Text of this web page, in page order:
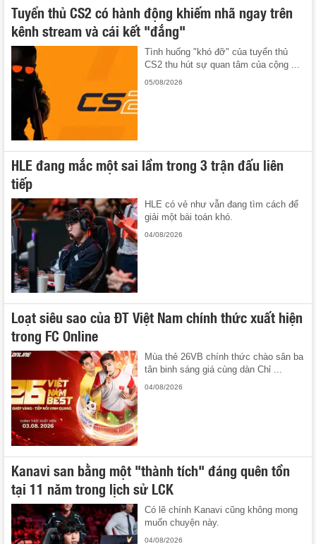
Tuyển thủ CS2 có hành động khiếm nhã ngay trên
kênh stream và cái kết "đắng"
Tình huống "khó đỡ" của tuyển thủ
CS2 thu hút sự quan tâm của cộng ...
05/08/2026
HLE đang mắc một sai lầm trong 3 trận đấu liên
tiếp
HLE có vẻ như vẫn đang tìm cách để
giải một bài toán khó.
04/08/2026
Loạt siêu sao của ĐT Việt Nam chính thức xuất hiện
trong FC Online
Mùa thẻ 26VB chính thức chào sân ba
tân binh sáng giá cùng dàn Chỉ ...
04/08/2026
Kanavi san bằng một "thành tích" đáng quên tồn
tại 11 năm trong lịch sử LCK
Có lẽ chính Kanavi cũng không mong
muốn chuyện này.
04/08/2026